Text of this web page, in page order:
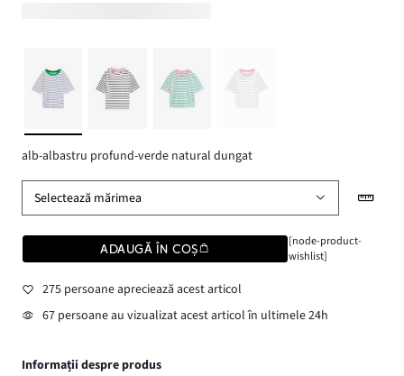
alb-albastru profund-verde natural dungat
Selectează mărimea
ADAUGĂ ÎN COȘ
[node-product-
wishlist]
275 persoane apreciează acest articol
67 persoane au vizualizat acest articol în ultimele 24h
Informații despre produs